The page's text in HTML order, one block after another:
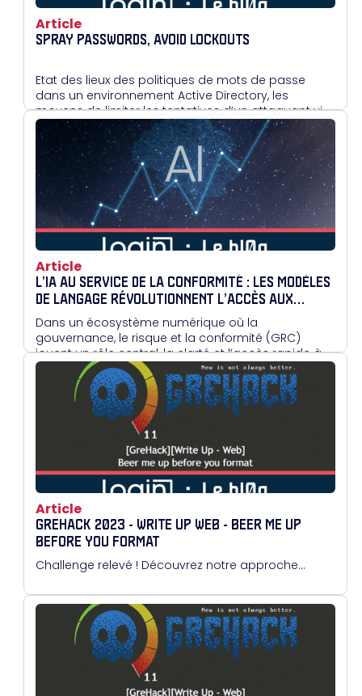
Article
SPRAY PASSWORDS, AVOID LOCKOUTS
Etat des lieux des politiques de mots de passe
dans un environnement Active Directory, les
moyens de limiter les tentatives d’un attaquant via
le blocage de comptes.
Article
L’IA AU SERVICE DE LA CONFORMITÉ : LES MODÈLES
DE LANGAGE RÉVOLUTIONNENT L’ACCÈS AUX
POLITIQUES D’ENTREPRISE
Dans un écosystème numérique où la
gouvernance, le risque et la conformité (GRC)
jouent un rôle central, la clarté et l’accès rapide à
l’information correcte ne sont pas seulement des
atouts, mais des nécessités absolues.
Article
GREHACK 2023 - WRITE UP WEB - BEER ME UP
BEFORE YOU FORMAT
Challenge relevé ! Découvrez notre approche...